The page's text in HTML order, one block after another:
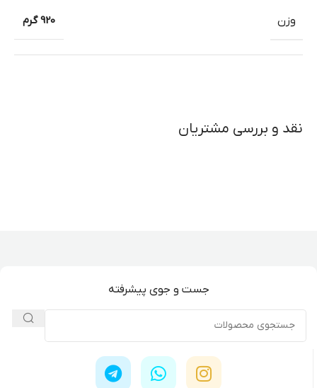
وزن 920 گرم
نقد و بررسی مشتریان
جست و جوی پیشرفته